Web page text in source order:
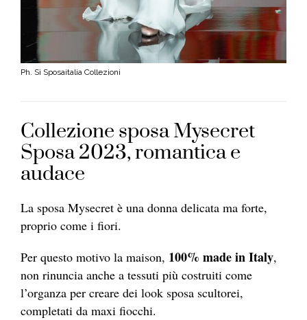
Ph. Sì Sposaitalia Collezioni
Collezione sposa Mysecret
Sposa 2023, romantica e
audace
La sposa Mysecret è una donna delicata ma forte,
proprio come i fiori.
Per questo motivo la maison, 100% made in Italy,
non rinuncia anche a tessuti più costruiti come
l’organza per creare dei look sposa scultorei,
completati da maxi fiocchi.